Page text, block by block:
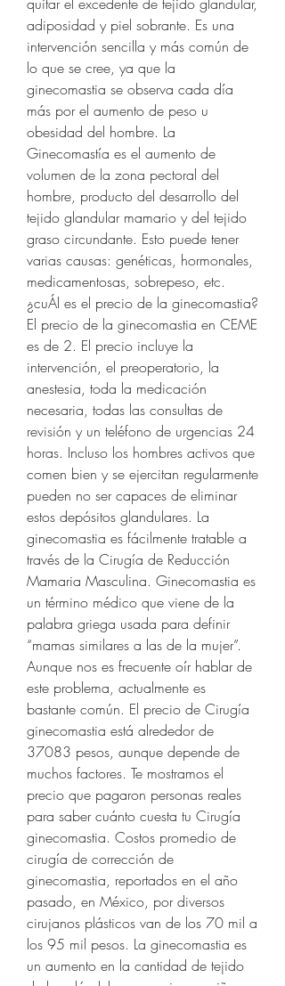
adiposidad y piel sobrante. Es una
intervención sencilla y más común de
lo que se cree, ya que la
ginecomastia se observa cada día
más por el aumento de peso u
obesidad del hombre. La
Ginecomastía es el aumento de
volumen de la zona pectoral del
hombre, producto del desarrollo del
tejido glandular mamario y del tejido
graso circundante. Esto puede tener
varias causas: genéticas, hormonales,
medicamentosas, sobrepeso, etc.
¿cuÁl es el precio de la ginecomastia?
El precio de la ginecomastia en CEME
es de 2. El precio incluye la
intervención, el preoperatorio, la
anestesia, toda la medicación
necesaria, todas las consultas de
revisión y un teléfono de urgencias 24
horas. Incluso los hombres activos que
comen bien y se ejercitan regularmente
pueden no ser capaces de eliminar
estos depósitos glandulares. La
ginecomastia es fácilmente tratable a
través de la Cirugía de Reducción
Mamaria Masculina. Ginecomastia es
un término médico que viene de la
palabra griega usada para definir
“mamas similares a las de la mujer”.
Aunque nos es frecuente oír hablar de
este problema, actualmente es
bastante común. El precio de Cirugía
ginecomastia está alrededor de
37083 pesos, aunque depende de
muchos factores. Te mostramos el
precio que pagaron personas reales
para saber cuánto cuesta tu Cirugía
ginecomastia. Costos promedio de
cirugía de corrección de
ginecomastia, reportados en el año
pasado, en México, por diversos
cirujanos plásticos van de los 70 mil a
los 95 mil pesos. La ginecomastia es
un aumento en la cantidad de tejido